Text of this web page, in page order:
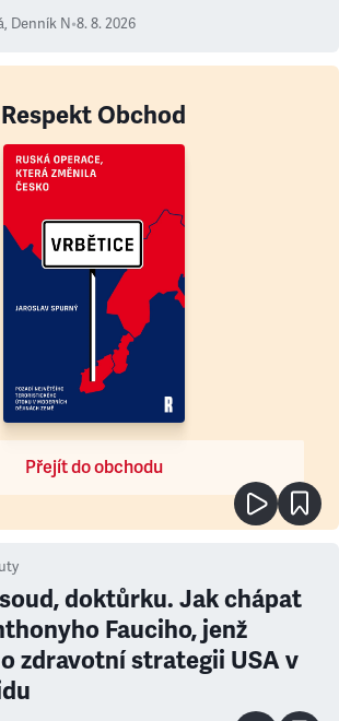
, Denník N•8. 8. 2026
Respekt Obchod
Přejít do obchodu
doktůrku. Jak chápat
Fauciho, jenž
zdravotní strategii USA v